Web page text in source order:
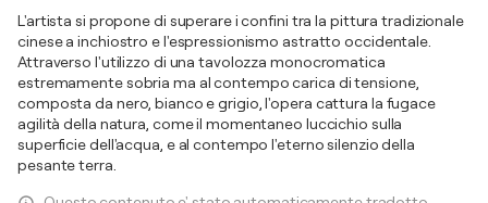
L'artista si propone di superare i confini tra la pittura tradizionale
cinese a inchiostro e l'espressionismo astratto occidentale.
Attraverso l'utilizzo di una tavolozza monocromatica
estremamente sobria ma al contempo carica di tensione,
composta da nero, bianco e grigio, l'opera cattura la fugace
agilità della natura, come il momentaneo luccichio sulla
superficie dell'acqua, e al contempo l'eterno silenzio della
pesante terra.